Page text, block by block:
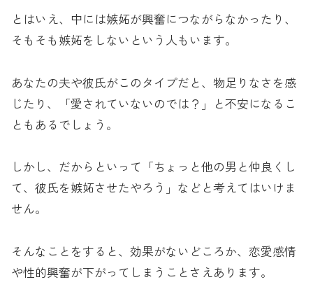
とはいえ、中には嫉妬が興奮につながらなかったり、
そもそも嫉妬をしないという人もいます。
あなたの夫や彼氏がこのタイプだと、物足りなさを感
じたり、「愛されていないのでは？」と不安になるこ
ともあるでしょう。
しかし、だからといって「ちょっと他の男と仲良くし
て、彼氏を嫉妬させたやろう」などと考えてはいけま
せん。
そんなことをすると、効果がないどころか、恋愛感情
や性的興奮が下がってしまうことさえあります。